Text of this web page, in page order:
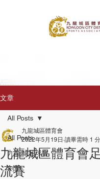
文章
All Posts
九龍城足球會
劍擊
All Posts
九龍城區體育會
流賽
九龍城區體育會
2022年5月19日 讀畢需時 1